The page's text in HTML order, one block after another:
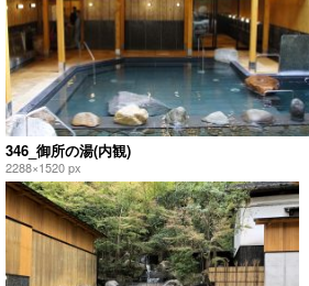
346_御所の湯(内観)
2288×1520 px